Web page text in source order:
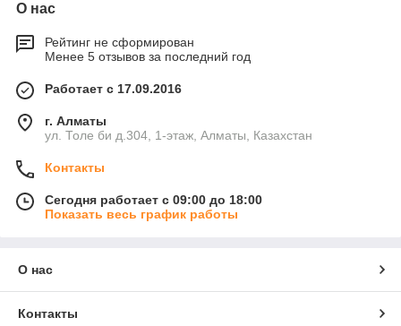
О нас
Рейтинг не сформирован
Менее 5 отзывов за последний год
Работает с 17.09.2016
г. Алматы
ул. Толе би д.304, 1-этаж, Алматы, Казахстан
Контакты
Сегодня работает с 09:00 до 18:00
Показать весь график работы
О нас
Контакты